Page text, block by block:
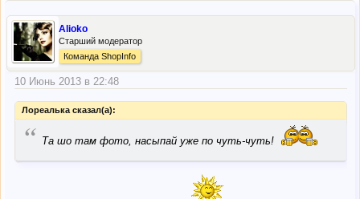
Alioko
Старший модератор
Команда ShopInfo
10 Июнь 2013 в 22:48
Лореалька сказал(а):
“ Та шо там фото, насыпай уже по чуть-чуть!